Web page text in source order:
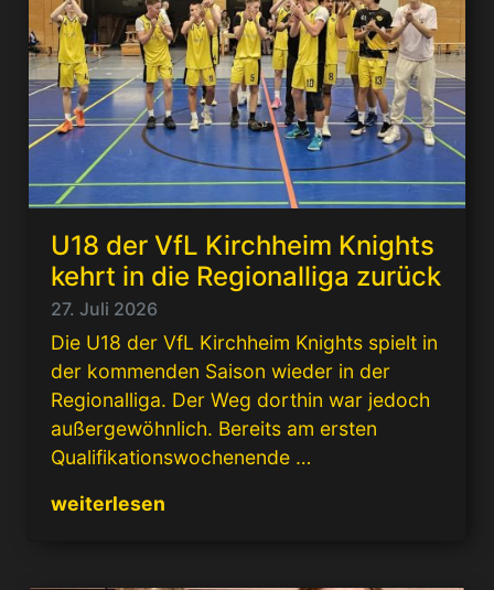
U18 der VfL Kirchheim Knights
kehrt in die Regionalliga zurück
27. Juli 2026
Die U18 der VfL Kirchheim Knights spielt in
der kommenden Saison wieder in der
Regionalliga. Der Weg dorthin war jedoch
außergewöhnlich. Bereits am ersten
Qualifikationswochenende …
weiterlesen